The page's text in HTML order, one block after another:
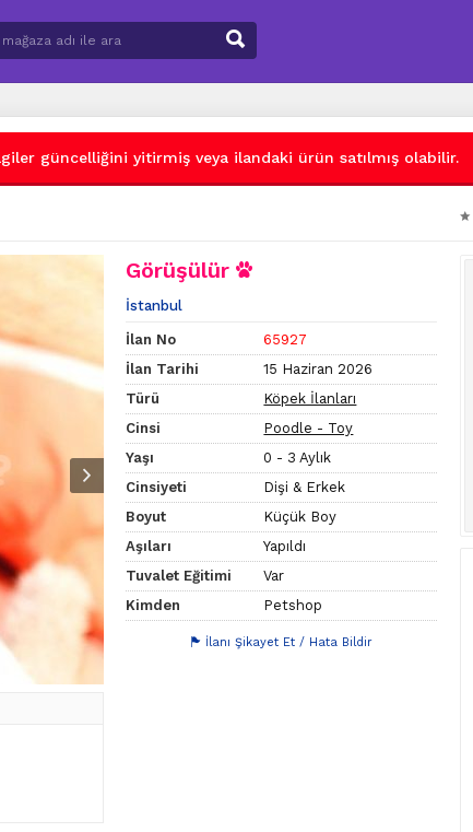
güncelliğini yitirmiş veya ilandaki ürün satılmış olabilir.
Görüşülür
İstanbul
İlan No
65927
İlan Tarihi
15 Haziran 2026
Türü
Köpek İlanları
Cinsi
Poodle - Toy
Yaşı
0 - 3 Aylık
Cinsiyeti
Dişi & Erkek
Boyut
Küçük Boy
Aşıları
Yapıldı
Tuvalet Eğitimi
Var
Kimden
Petshop
İlanı Şikayet Et / Hata Bildir